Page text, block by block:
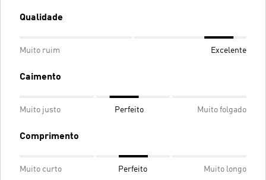
Qualidade
Muito ruim Excelente
Caimento
Muito justo Perfeito Muito folgado
Comprimento
Muito curto Perfeito Muito longo